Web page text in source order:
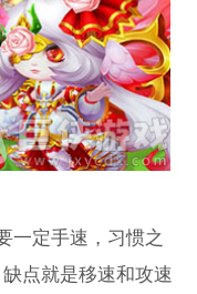
一定手速，习惯之
点就是移速和攻速